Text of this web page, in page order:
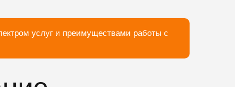
услуг и преимуществами работы с